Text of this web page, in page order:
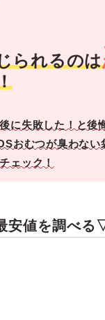
られるのは
に失敗した！と後
おむつが臭わない
ェック！
安値を調べる